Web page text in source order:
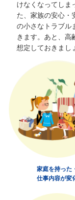
けなくなってしま
た、家族の安心・
の小さなトラブル
きます。 あと、高
想定しておきまし
家庭を持った
仕事内容が変